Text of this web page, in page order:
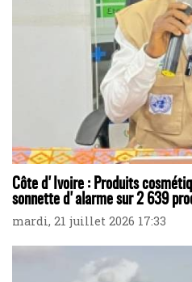
Côte d'Ivoire : Produits
sonnette d'alarme sur 2 639
mardi, 21 juillet 2026 17:33